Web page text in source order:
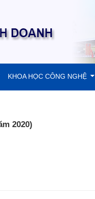
KHOA HỌC CÔNG NGHỆ
2020)